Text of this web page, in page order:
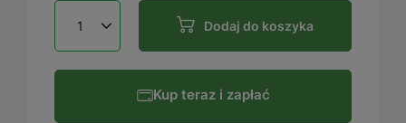
Dodaj do koszyka
Kup teraz i zapłać